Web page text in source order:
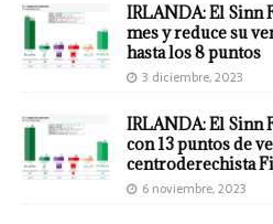
IRLANDA: El Sinn
mes y reduce su
hasta los 8 puntos
3 diciembre, 2023
IRLANDA: El Sinn
con 13 puntos de
centroderechista
6 noviembre, 2023